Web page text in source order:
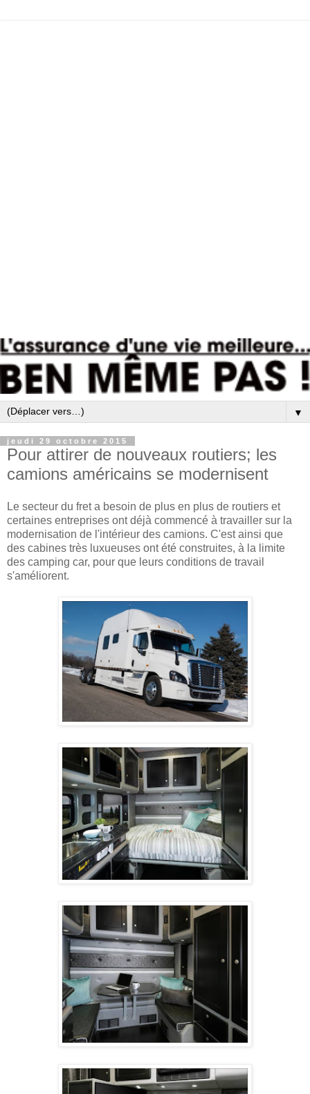
▼
jeudi 29 octobre 2015
Pour attirer de nouveaux routiers; les
camions américains se modernisent
Le secteur du fret a besoin de plus en plus de routiers et
certaines entreprises ont déjà commencé à travailler sur la
modernisation de l'intérieur des camions. C'est ainsi que
des cabines très luxueuses ont été construites, à la limite
des camping car, pour que leurs conditions de travail
s'améliorent.